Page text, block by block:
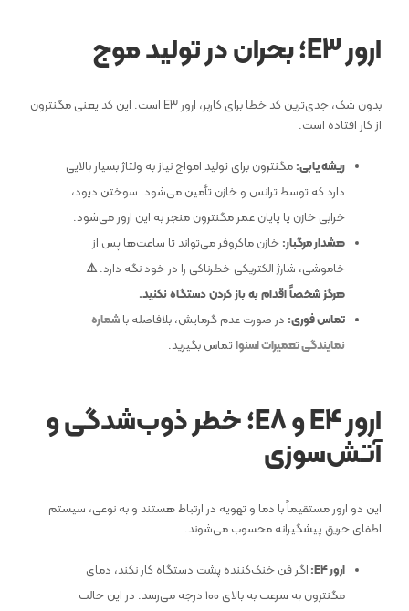
ارورE3؛ بحران در تولید موج
بدون شک، جدی‌ترین کد خطا برای کاربر، ارور E3 است. این کد یعنی مگنترون
از کار افتاده است.
ریشه‌ یابی: مگنترون برای تولید امواج نیاز به ولتاژ بسیار بالایی
دارد که توسط ترانس و خازن تأمین می‌شود. سوختن دیود،
خرابی خازن یا پایان عمر مگنترون منجر به این ارور می‌شود.
هشدار مرگبار: خازن ماکروفر می‌تواند تا ساعت‌ها پس از
خاموشی، شارژ الکتریکی خطرناکی را در خود نگه دارد.⚠️
هرگزشخصاًاقدامبهبازکردندستگاهنکنید.
تماس فوری: در صورت عدم گرمایش، بلافاصله با شماره
نمایندگی تعمیرات اسنوا تماس بگیرید.
ارورE4وE8؛ خطر ذوب‌شدگی و
آتش‌سوزی
این دو ارور مستقیماً با دما و تهویه در ارتباط هستند و به نوعی، سیستم
اطفای حریق پیشگیرانه محسوب می‌شوند.
ارورE4
: اگر فن خنک‌کننده پشت دستگاه کار نکند، دمای
مگنترون به سرعت به بالای ۱۰۰ درجه می‌رسد. در این حالت